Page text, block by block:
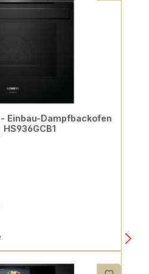
Einbau-Dampfbackofen